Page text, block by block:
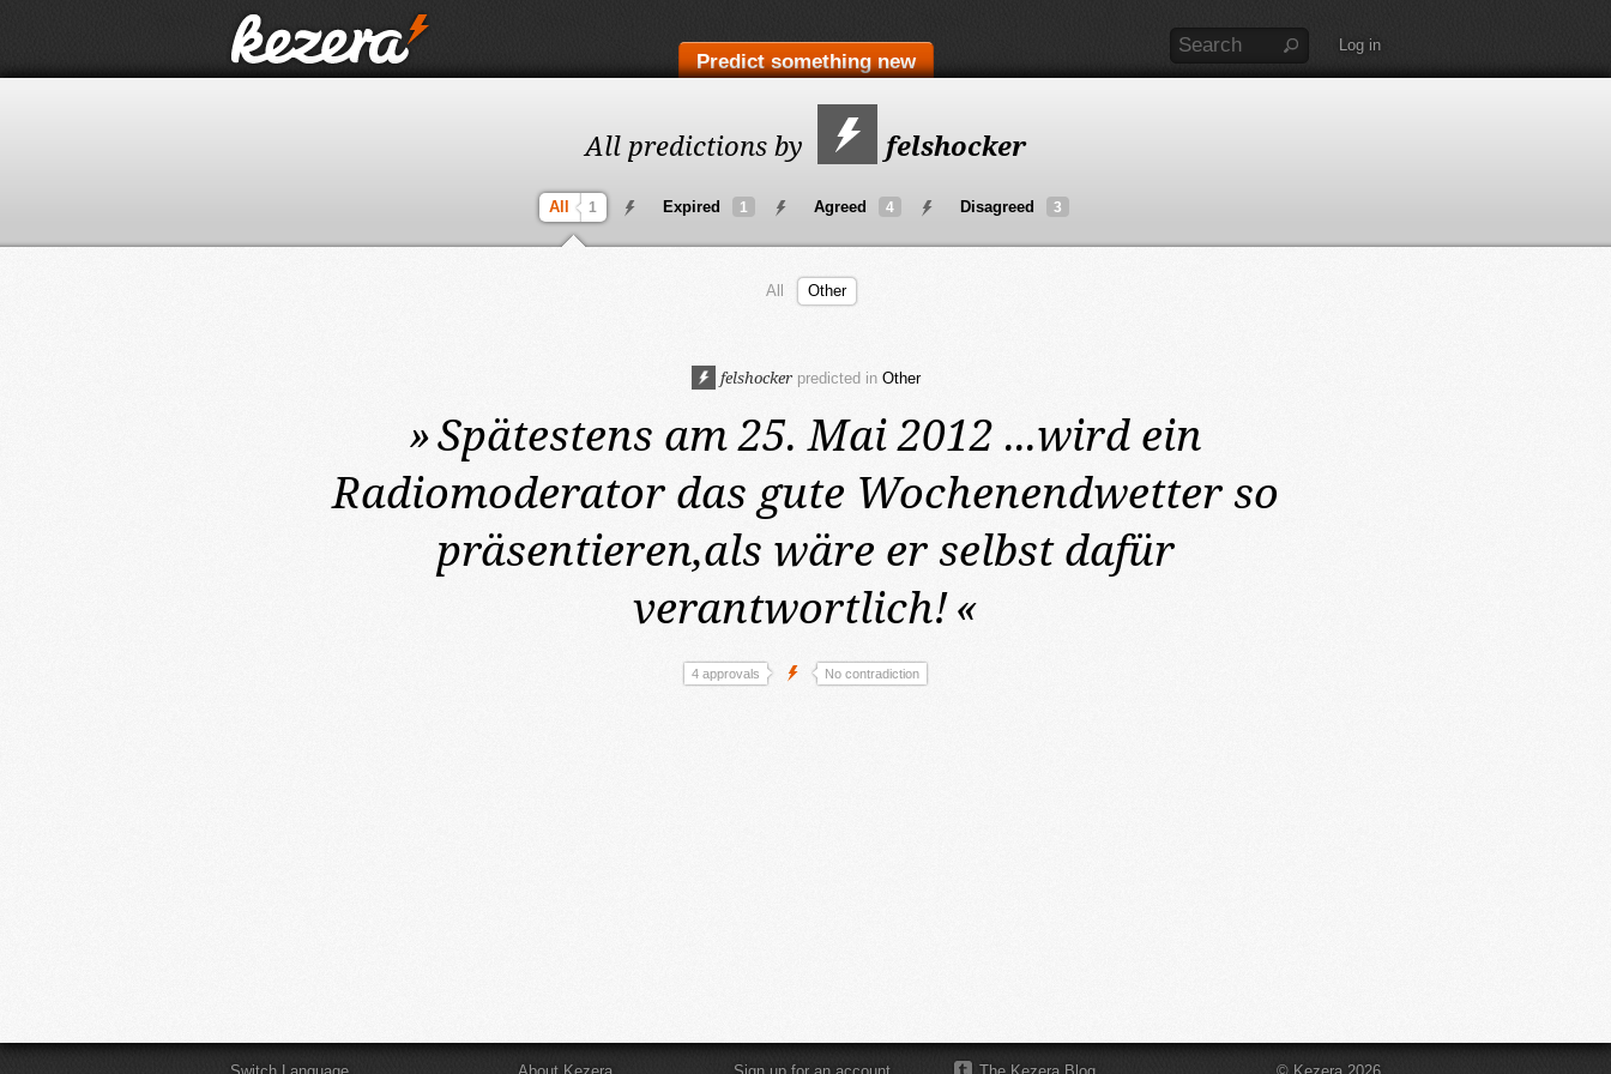
Predict something new
Log in
All predictions by felshocker
All 1 Expired 1 Agreed 4 Disagreed 3
All Other
felshocker predicted in Other
»Spätestens am 25. Mai 2012 ...wird ein
Radiomoderator das gute Wochenendwetter so
präsentieren,als wäre er selbst dafür
verantwortlich!«
4 approvals No contradiction